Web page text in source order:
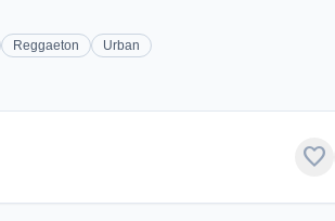
Reggaeton Urban
favorite